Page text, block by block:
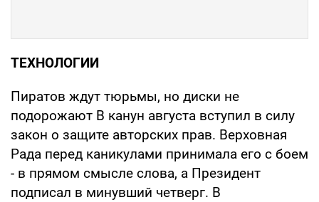
ТЕХНОЛОГИИ
Пиратов ждут тюрьмы, но диски не
подорожают В канун августа вступил в силу
закон о защите авторских прав. Верховная
Рада перед каникулами принимала его с боем
- в прямом смысле слова, а Президент
подписал в минувший четверг. В